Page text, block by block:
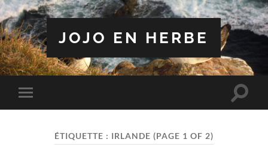
JOJO EN HERBE
Toggle
mobile
Toggle
ÉTIQUETTE : IRLANDE (PAGE 1 OF 2)